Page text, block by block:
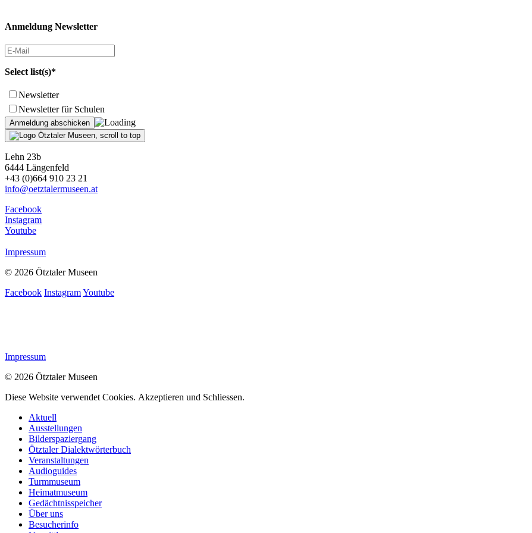
Anmeldung Newsletter
Select list(s)*
Newsletter
Newsletter für Schulen
Lehn 23b
6444 Längenfeld
+43 (0)664 910 23 21
info@oetztalermuseen.at
Facebook
Instagram
Youtube
Impressum
© 2026 Ötztaler Museen
Facebook InstagramYoutube
Impressum
© 2026 Ötztaler Museen
Diese Website verwendet Cookies. Akzeptieren und Schliessen.
Aktuell
Ausstellungen
Bilderspaziergang
Ötztaler Dialektwörterbuch
Veranstaltungen
Audioguides
Turmmuseum
Heimatmuseum
Gedächtnisspeicher
Über uns
Besucherinfo